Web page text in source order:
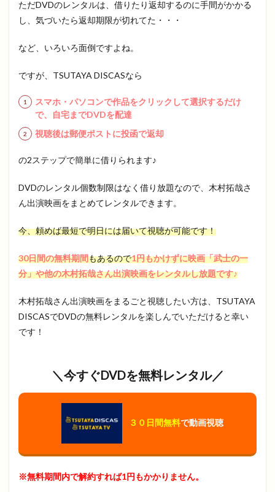
ただDVDのレンタルは、借りたり返却するのに手間がかかる
し、気づいたら返却期限が切れてた・・・
など、いろいろ面倒ですよね。
ですが、TSUTAYA DISCASなら
スマホ・パソコンで作品をクリックして選択するだけ
で、自宅までDVDを配達
視聴後は郵便ポストに投函で返却
の2ステップで簡単に借りられます♪
DVDのレンタル個数制限はなく借り放題なので、木村拓哉さ
ん出演映画をまとめてレンタルできます。
今、頼めば最短で明日には届いて視聴が可能です！
30日間の無料期間もあるので1円もかけずに映画「武士の一
分」や他の木村拓哉さん出演映画をレンタルし放題です♪
木村拓哉さん出演映画をまるごと視聴したい方は、TSUTAYA
DISCASでDVDの無料レンタルを楽しんでいただけると幸い
です！
＼今すぐDVDを無料レンタル／
３０日間無料で動画視聴
※無料期間内で解約すれば1円もかかりません。